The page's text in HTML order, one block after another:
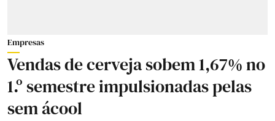
Empresas
Vendas de cerveja sobem 1,67% no
1.º semestre impulsionadas pelas
sem ácool